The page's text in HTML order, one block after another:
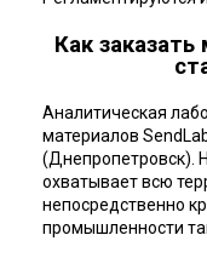
Как
Аналитическая
материалов
(Днепропетровск).
охватывает всю
непосредственно
промышленности